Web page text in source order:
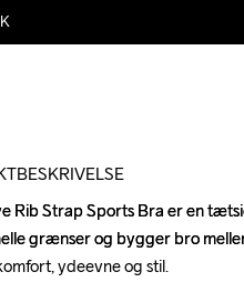
Rib Strap Sports Bra er en
grænser og bygger bro
ydeevne og stil.
Rib Strap Sports Bra er en
grænser og bygger bro
ydeevne og stil.